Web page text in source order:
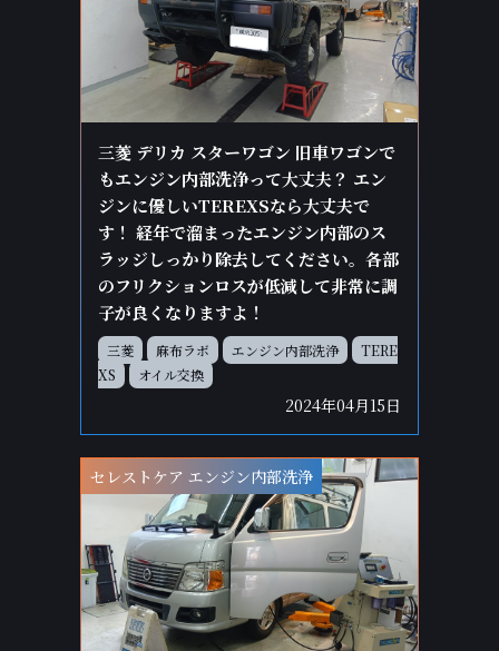
三菱 デリカ スターワゴン 旧車ワゴンで
もエンジン内部洗浄って大丈夫？ エン
ジンに優しいTEREXSなら大丈夫で
す！ 経年で溜まったエンジン内部のス
ラッジしっかり除去してください。各部
のフリクションロスが低減して非常に調
子が良くなりますよ！
三菱 麻布ラボ エンジン内部洗浄
TERE
XS
オイル交換
2024年04月15日
セレストケア エンジン内部洗浄